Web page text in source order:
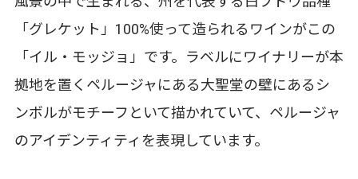
「グレケット」100%使って造られるワインがこの
「イル・モッジョ」です。ラベルにワイナリーが本
拠地を置くペルージャにある大聖堂の壁にあるシ
ンボルがモチーフといて描かれていて、ペルージャ
のアイデンティティを表現しています。